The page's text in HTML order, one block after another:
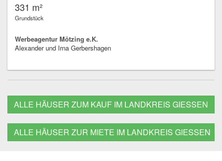
331 m²
Grundstück
Werbeagentur Mötzing e.K.
Alexander und Irna Gerbershagen
ALLE HÄUSER ZUM KAUF IM LANDKREIS GIESSEN
ALLE HÄUSER ZUR MIETE IM LANDKREIS GIESSEN